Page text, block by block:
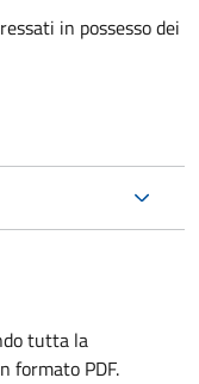
in possesso dei
tutta la
formato PDF.